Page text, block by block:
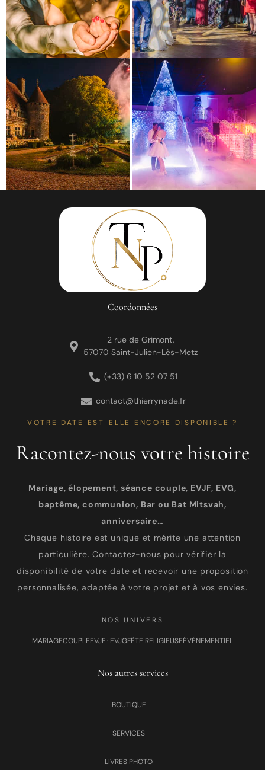
Coordonnées
2 rue de Grimont,
57070 Saint-Julien-Lès-Metz
(+33) 6 10 52 07 51
contact@thierrynade.fr
VOTRE DATE EST-ELLE ENCORE DISPONIBLE ?
Racontez-nous votre histoire
Mariage, élopement, séance couple, EVJF, EVG,
baptême, communion, Bar ou Bat Mitsvah,
anniversaire…
Chaque histoire est unique et mérite une attention
particulière. Contactez-nous pour vérifier la
disponibilité de votre date et recevoir une proposition
personnalisée, adaptée à votre projet et à vos envies.
NOS UNIVERS
MARIAGECOUPLEEVJF · EVJGFÊTE RELIGIEUSEÉVÉNEMENTIEL
Nos autres services
BOUTIQUE
SERVICES
LIVRES PHOTO